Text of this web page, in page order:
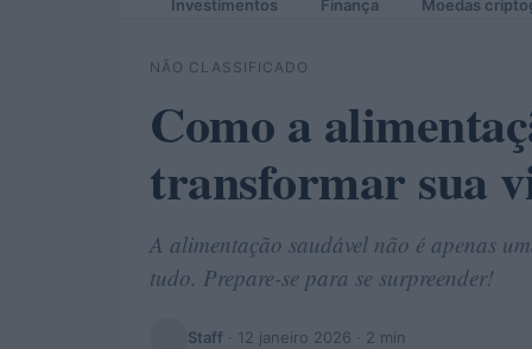
Investimentos Finança Moedas
NÃO CLASSIFICADO
Como a
transformar sua
A alimentação saudável não é apenas
tudo. Prepare-se para se surpreender!
Staff · 12 janeiro 2026 · 2 min